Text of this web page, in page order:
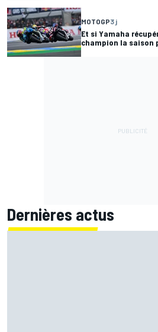
MOTOGP3 j
Et si Yamaha
champion la saison
Dernières actus